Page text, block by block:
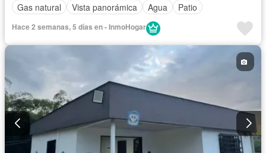
Gas natural
Vista panorámica Agua Patio
Hace 2 semanas, 5 días en - InmoHogar